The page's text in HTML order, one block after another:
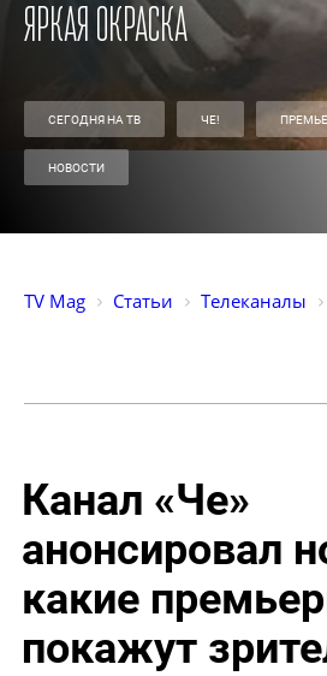
Яркая окраска
СЕГОДНЯ НА ТВ ЧЕ!
НОВОСТИ
TV Mag Статьи Телеканалы
Канал «Че»
анонсировал
какие
покажут